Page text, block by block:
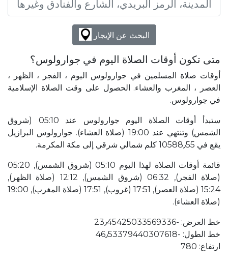
البحث عن الإيجار
متى تكون أوقات الصلاة اليوم في جوارولوس؟
أوقات صلاة المسلمين في جوارولوس اليوم ، الفجر ، الظهر ،
العصر ، المغرب والعشاء. الحصول على وقت الصلاة الإسلامية
في جوارولوس.
ستبدأ أوقات الصلاة اليوم جوارولوس عند 05:10 (شروق
الشمس) وتنتهي عند 19:00 (صلاة العشاء). جوارولوس البرازيل
يقع في 10588٫55 كلم شمالي شرقي إلى مكة المكرمة.
قائمة أوقات الصلاة لهذا اليوم 05:10 (شروق الشمس), 05:20
(صلاة الفجر), 06:32 (شروق الشمس), 12:12 (صلاة الظهر),
15:24 (صلاة العصر), 17:51 (غروب), 17:51 (صلاة المغرب), 19:00
(صلاة العشاء).
خط العرض: ؜-23٫45425033569336
خط الطول: ؜-46٫53379440307618
ارتفاع: 780